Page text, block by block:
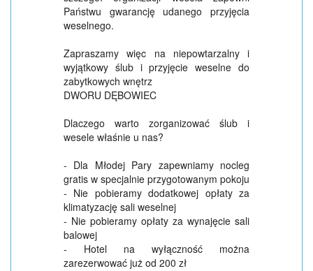
Państwu gwarancję udanego przyjęcia
weselnego.
Zapraszamy więc na niepowtarzalny i
wyjątkowy ślub i przyjęcie weselne do
zabytkowych wnętrz
DWORU DĘBOWIEC
Dlaczego warto zorganizować ślub i
wesele właśnie u nas?
- Dla Młodej Pary zapewniamy nocleg
gratis w specjalnie przygotowanym pokoju
- Nie pobieramy dodatkowej opłaty za
klimatyzację sali weselnej
- Nie pobieramy opłaty za wynajęcie sali
balowej
- Hotel na wyłączność można
zarezerwować już od 200 zł